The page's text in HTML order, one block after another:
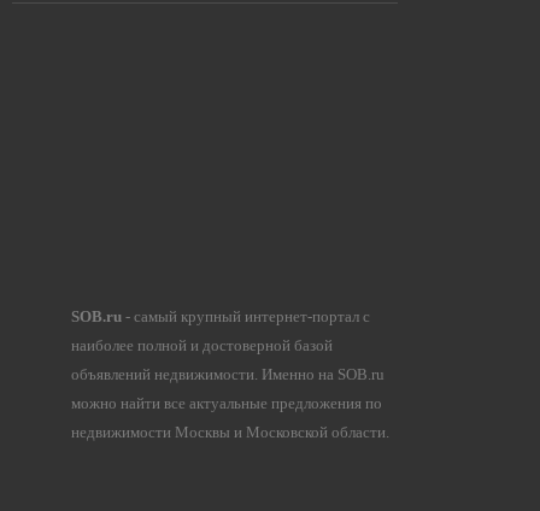
SOB.ru- самый крупный интернет-портал с
наиболее полной и достоверной базой
объявлений недвижимости. Именно на SOB.ru
можно найти все актуальные предложения по
недвижимости Москвы и Московской области.